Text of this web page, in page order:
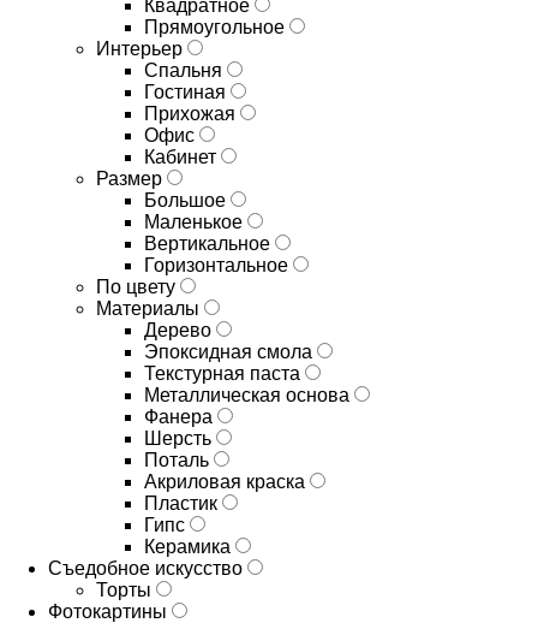
Квадратное
Прямоугольное
Интерьер
Спальня
Гостиная
Прихожая
Офис
Кабинет
Размер
Большое
Маленькое
Вертикальное
Горизонтальное
По цвету
Материалы
Дерево
Эпоксидная смола
Текстурная паста
Металлическая основа
Фанера
Шерсть
Поталь
Акриловая краска
Пластик
Гипс
Керамика
Съедобное искусство
Торты
Фотокартины